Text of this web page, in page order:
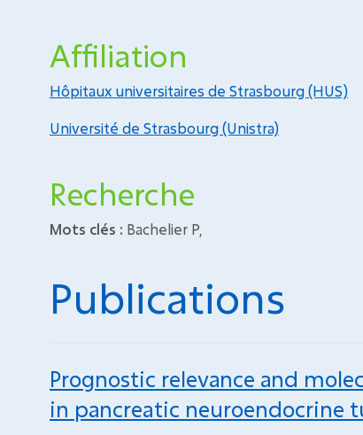
Affiliation
Hôpitaux universitaires de Strasbourg (HUS)
Université de Strasbourg (Unistra)
Recherche
Mots clés : Bachelier P,
Publications
Prognostic relevance and
in pancreatic neuroendocrine